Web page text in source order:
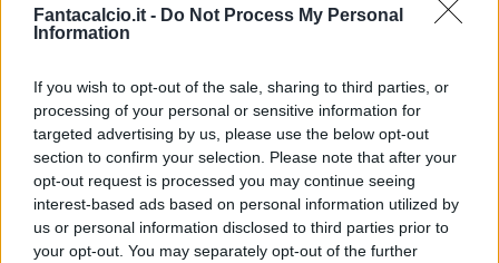
Fantacalcio.it - Do Not Process My Personal
Information
If you wish to opt-out of the sale, sharing to third parties, or
processing of your personal or sensitive information for
targeted advertising by us, please use the below opt-out
section to confirm your selection. Please note that after your
opt-out request is processed you may continue seeing
interest-based ads based on personal information utilized by
us or personal information disclosed to third parties prior to
your opt-out. You may separately opt-out of the further
insieme nella massima categoria. L'incontro
sui programmi e sulle strategie future.
Il Monza torna in Serie A dopo un anno di B,
dopo aver battuto il Catanzaro ai playoff.